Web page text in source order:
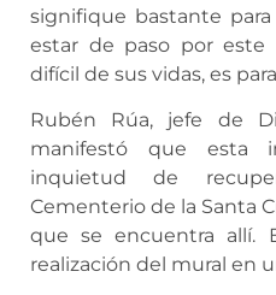
signifique bastante
estar de paso por
difícil de sus vidas, es
Rubén Rúa, jefe de
manifestó que esta
inquietud de
Cementerio de la Santa
que se encuentra allí.
realización del mural en